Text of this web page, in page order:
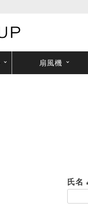
扇風機
氏名